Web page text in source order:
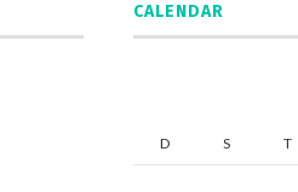
CALENDAR
D S T